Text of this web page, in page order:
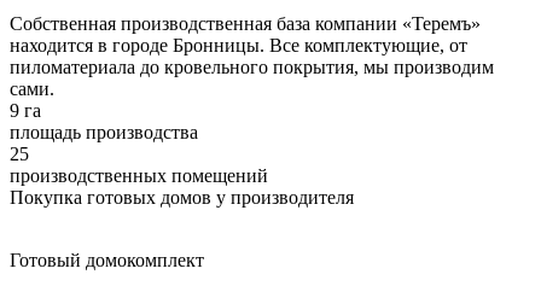
Собственная производственная база компании «Теремъ»
находится в городе Бронницы. Все комплектующие, от
пиломатериала до кровельного покрытия, мы производим
сами.
9 га
площадь производства
25
производственных помещений
Покупка готовых домов у производителя
Готовый домокомплект